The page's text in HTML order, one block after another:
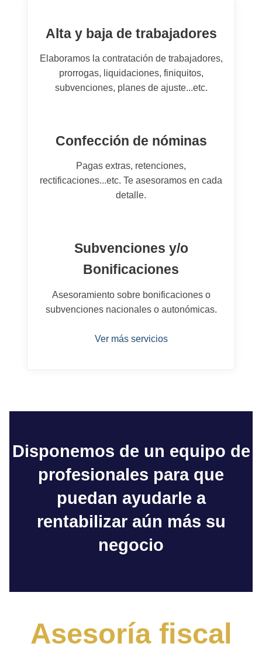
Alta y baja de trabajadores
Elaboramos la contratación de trabajadores,
prorrogas, liquidaciones, finiquitos,
subvenciones, planes de ajuste...etc.
Confección de nóminas
Pagas extras, retenciones,
rectificaciones...etc. Te asesoramos en cada
detalle.
Subvenciones y/o
Bonificaciones
Asesoramiento sobre bonificaciones o
subvenciones nacionales o autonómicas.
Ver más servicios
Disponemos de un equipo de
profesionales para que
puedan ayudarle a
rentabilizar aún más su
negocio
Asesoría fiscal